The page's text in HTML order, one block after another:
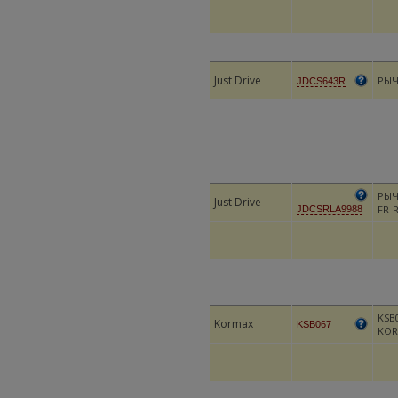
Just Drive JDCS643R
Just Drive JDCSRLA9988
FR-R
Kormax KSB067